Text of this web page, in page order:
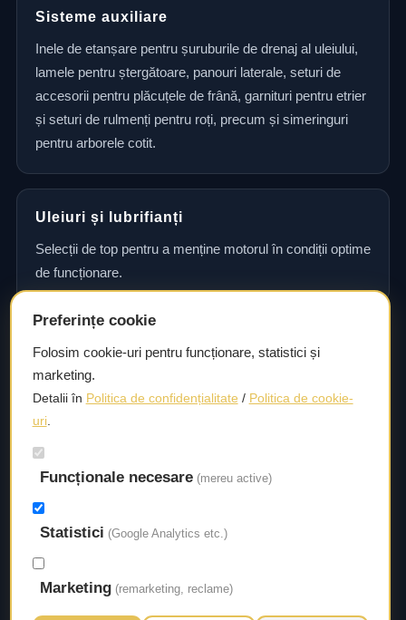
Sisteme auxiliare
Inele de etanșare pentru șuruburile de drenaj al uleiului,
lamele pentru ștergătoare, panouri laterale, seturi de
accesorii pentru plăcuțele de frână, garnituri pentru etrier
și seturi de rulmenți pentru roți, precum și simeringuri
pentru arborele cotit.
Uleiuri și lubrifianți
Selecții de top pentru a menține motorul în condiții optime
de funcționare.
Consultanță și asistență tehnică
Consultanță și asistență tehnică pentru alegerea pieselor
potrivite și efectuarea reparațiilor sau întreținerii corecte.
Livrare rapidă
Asigurăm un timp de livrare scurt, astfel încât să aveți
acces la piesele necesare fără întârzieri.
Preferințe cookie
Folosim cookie-uri pentru funcționare, statistici și
marketing.
Detalii în Politica de confidențialitate / Politica de cookie-
uri.
Funcționale necesare (mereu active)
Statistici (Google Analytics etc.)
Marketing (remarketing, reclame)